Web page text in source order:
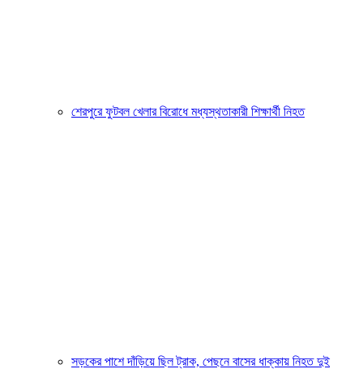
শেরপুরে ফুটবল খেলার বিরোধে মধ্যস্থতাকারী শিক্ষার্থী নিহত
সড়কের পাশে দাঁড়িয়ে ছিল ট্রাক, পেছনে বাসের ধাক্কায় নিহত দুই